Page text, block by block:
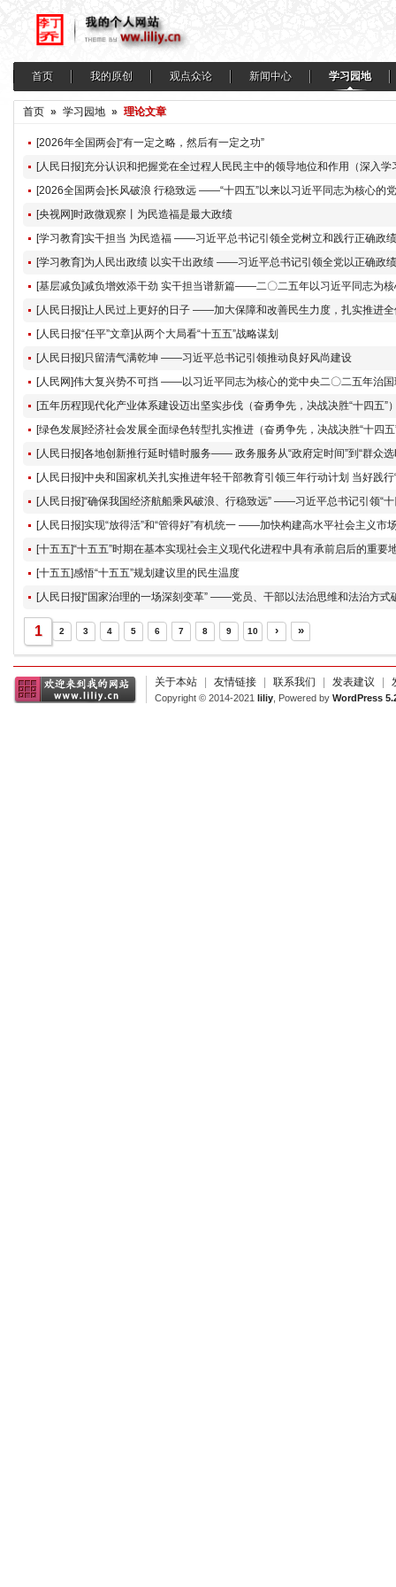
首页 我的原创 观点众论 新闻中心 学习园地
首页 » 学习园地 » 理论文章
[2026年全国两会]“有一定之略，然后有一定之功”
[央视网]时政微观察丨为民造福是最大政绩
[学习教育]实干担当 为民造福 ——习近平总书记引领全党树立和践行正确政
[人民日报“任平”文章]从两个大局看“十五五”战略谋划
[人民日报]只留清气满乾坤 ——习近平总书记引领推动良好风尚建设
[五年历程]现代化产业体系建设迈出坚实步伐（奋勇争先，决战决胜“十四五”
[绿色发展]经济社会发展全面绿色转型扎实推进（奋勇争先，决战决胜“十四五
[十五五]感悟“十五五”规划建议里的民生温度
[人民日报]“国家治理的一场深刻变革” ——党员、干部以法治思维和法治方式
1 2 3 4 5 6 7 8 9 10 › »
关于本站 友情链接 联系我们 发表建议
Copyright © 2014-2021 liliy , Powered by WordPress